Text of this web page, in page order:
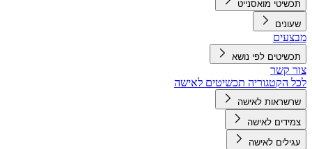
תכשיטי מואסנייט
שעונים
מבצעים
תכשיטים לפי נושא
צור קשר
לכל הקטגוריה תכשיטים לאישה
שרשראות לאישה
צמידים לאישה
עגילים לאישה